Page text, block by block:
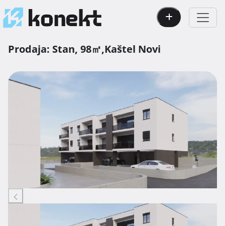
Prodaja: Stan, 98㎡,Kaštel Novi